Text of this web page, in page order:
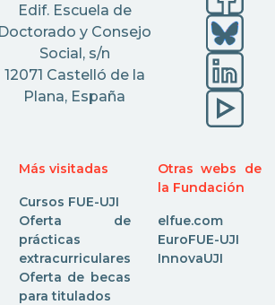
Edif. Escuela de
Doctorado y Consejo
Social, s/n
12071 Castelló de la
Plana, España
Más visitadas
Cursos FUE-UJI
Oferta de
prácticas
extracurriculares
Oferta de becas
para titulados
Otras webs de
la Fundación
elfue.com
EuroFUE-UJI
InnovaUJI